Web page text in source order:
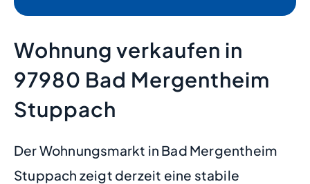
Wohnung verkaufen in
97980 Bad Mergentheim
Stuppach
Der Wohnungsmarkt in Bad Mergentheim
Stuppach zeigt derzeit eine stabile